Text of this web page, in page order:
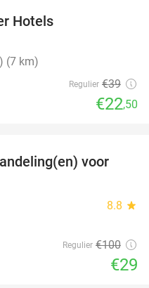
Hotels
(7 km)
Regulier €39
€22,50
71%
voor
8.8 star
Regulier €100
€29